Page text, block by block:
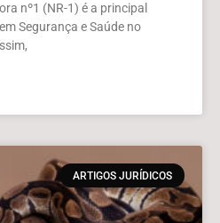
nº1 (NR-1) é a principal
Segurança e Saúde no
ARTIGOS JURÍDICOS